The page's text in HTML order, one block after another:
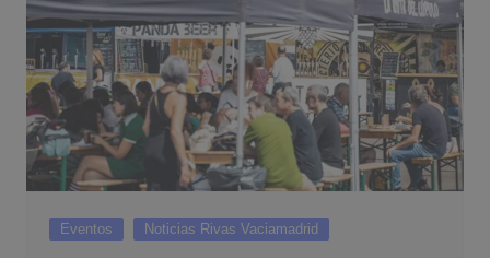
Eventos Noticias Rivas Vaciamadrid